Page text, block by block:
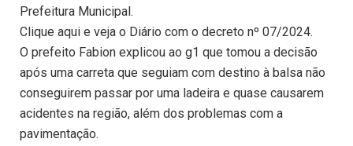
Prefeitura Municipal.
Clique aqui e veja o Diário com o decreto nº 07/2024.
O prefeito Fabion explicou ao g1 que tomou a decisão
após uma carreta que seguiam com destino à balsa não
conseguirem passar por uma ladeira e quase causarem
acidentes na região, além dos problemas com a
pavimentação.